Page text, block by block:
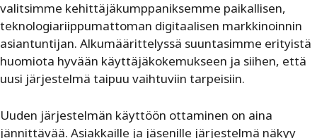
valitsimme kehittäjäkumppaniksemme paikallisen,
teknologiariippumattoman digitaalisen markkinoinnin
asiantuntijan. Alkumäärittelyssä suuntasimme erityistä
huomiota hyvään käyttäjäkokemukseen ja siihen, että
uusi järjestelmä taipuu vaihtuviin tarpeisiin.
Uuden järjestelmän käyttöön ottaminen on aina
jännittävää. Asiakkaille ja jäsenille järjestelmä näkyy